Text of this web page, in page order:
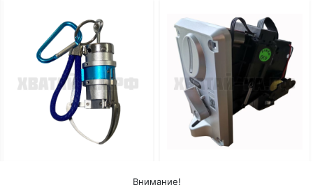
Внимание!